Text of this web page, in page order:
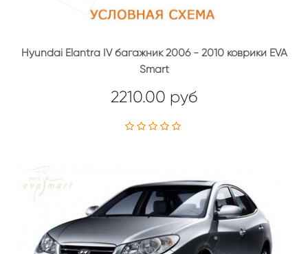
Hyundai Elantra IV багажник 2006 - 2010 коврики EVA
Smart
2210.00 руб